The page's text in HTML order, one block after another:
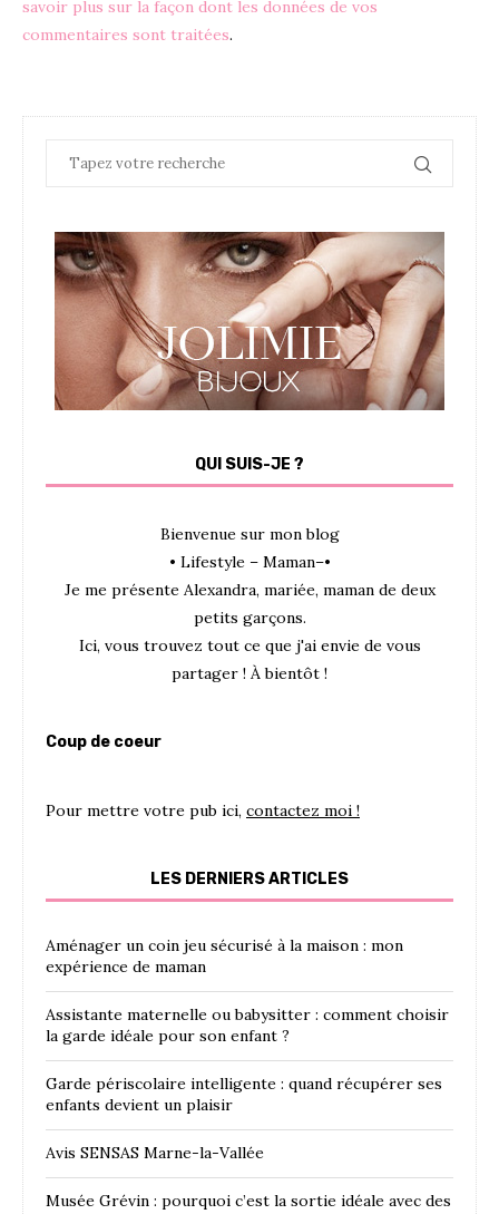
savoir plus sur la façon dont les données de vos
commentaires sont traitées.
QUI SUIS-JE ?
Bienvenue sur mon blog
• Lifestyle – Maman–•
Je me présente Alexandra, mariée, maman de deux
petits garçons.
Ici, vous trouvez tout ce que j'ai envie de vous
partager ! À bientôt !
Coup de coeur
Pour mettre votre pub ici, contactez moi !
LES DERNIERS ARTICLES
Aménager un coin jeu sécurisé à la maison : mon
expérience de maman
Assistante maternelle ou babysitter : comment choisir
la garde idéale pour son enfant ?
Garde périscolaire intelligente : quand récupérer ses
enfants devient un plaisir
Avis SENSAS Marne-la-Vallée
Musée Grévin : pourquoi c’est la sortie idéale avec des